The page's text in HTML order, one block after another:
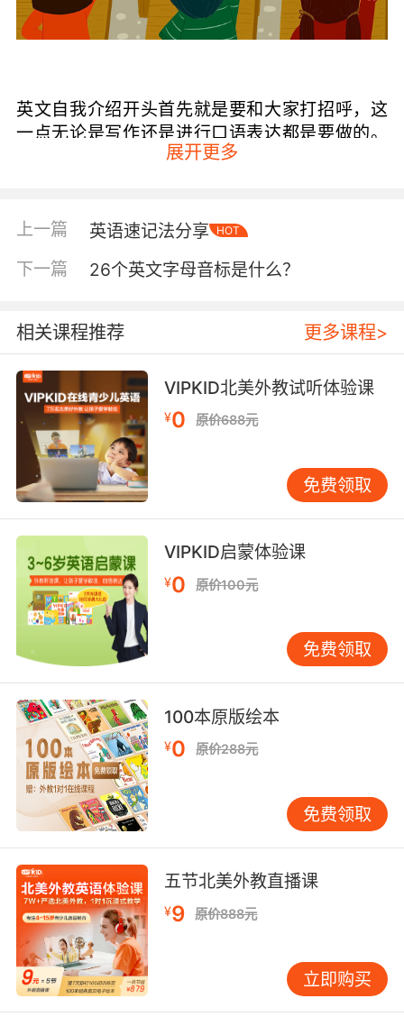
英文自我介绍开头首先就是要和大家打招呼，这
一点无论是写作还是进行口语表达都是要做的。
可以这样说Hello teacher/hello everyone意思就
比如My name is Li lei and English name is
Tom。
英文自我介绍之后就是介绍自己的年龄了，像是
小学生们学过的简单的对话，问年龄的一般会问
How old are you（你多大了），而回答的话就是
I am 10 years old（我今年10岁了）。那么我们
在介绍自己年龄的时候就可以直接表达了，比如I
am 10 years ago and I am from Beijing（我今
年10岁了、我来自北京），Nice to meet
you（很高兴认识大家）。
英文自我介绍接着就是描述自己的性别以及所在
的班级，当然也可以适当加一些形容自己性格特
点的词，比如I am a boy（我是一个男孩），I
am in Class 3, Grade 2（我在二年级三班），I
再介绍一下自己的家庭成员，比如There are four
people in my family , my father ,my mother,
my little sister and I（我们家一共有四口人：我
的爸爸、我的妈妈、我的妹妹和我）。
之后简单地描述一下父母的职业和特点就可以
了，比如My father is a teacher，and my
mother is a doctor（我的爸爸是一个老师，我的
妈妈是一个医生）。My father is fat , my
mother is thin and my sister is cute（我的爸爸
有点胖胖的，我的妈妈很瘦以及我的妹妹很可
爱），I love my family（我爱我的家庭）。
展开更多
上一篇 英语速记法分享 HOT
下一篇 26个英文字母音标是什么？
相关课程推荐 更多课程>
VIPKID北美外教试听体验课
¥0 原价688元
免费领取
VIPKID启蒙体验课
¥0 原价100元
免费领取
100本原版绘本
¥0 原价288元
免费领取
五节北美外教直播课
¥9 原价888元
立即购买